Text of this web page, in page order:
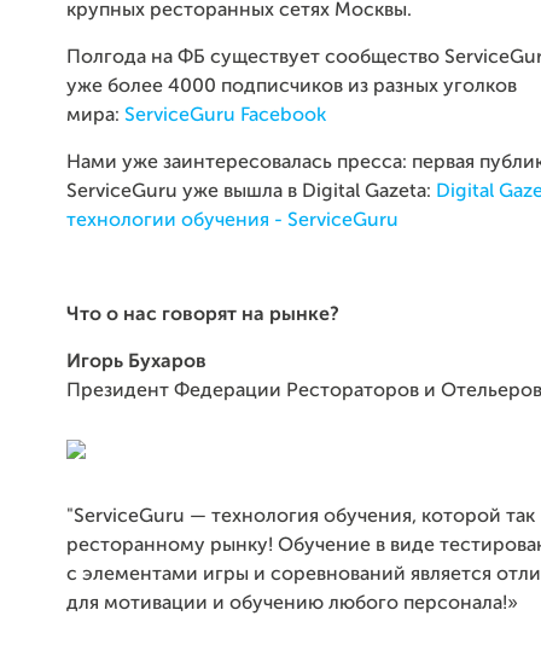
крупных ресторанных сетях Москвы.
Полгода на ФБ существует сообщество
уже более 4000 подписчиков из разных уголков
мира: ServiceGuru Facebook
Нами уже заинтересовалась пресса: первая
ServiceGuru уже вышла в Digital Gazeta: Digital
технологии обучения - ServiceGuru
Что о нас говорят на рынке?
Игорь Бухаров
Президент Федерации Рестораторов и Отельеров
"ServiceGuru — технология обучения, которой так
ресторанному рынку! Обучение в виде
с элементами игры и соревнований является
для мотивации и обучению любого персонала!»